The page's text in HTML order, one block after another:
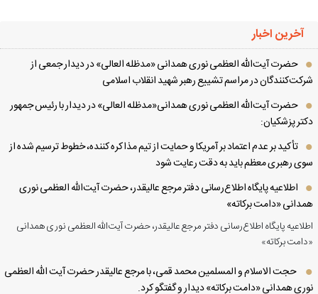
آخرین اخبار
حضرت آیت‌الله العظمی نوری همدانی «مدظله العالی» در دیدار جمعی از
در مراسم تشییع رهبر شهید انقلاب اسلامی
حضرت آیت‌الله العظمی نوری همدانی«مدظله العالی» در دیدار با رئیس جمهور
پزشکیان:
تأکید بر عدم اعتماد بر آمریکا و حمایت از تیم مذاکره کننده، خطوط ترسیم شده از
رهبری معظم باید به دقت رعایت شود
اطلاعیه پایگاه اطلاع‌رسانی دفتر مرجع عالیقدر، حضرت آیت‌الله العظمی نوری
«دامت برکاته»
پایگاه اطلاع‌رسانی دفتر مرجع عالیقدر، حضرت آیت‌الله العظمی نوری همدانی
برکاته»
حجت الاسلام و المسلمین محمد قمی، با مرجع عالیقدر حضرت آیت الله العظمی
همدانی «دامت برکاته» دیدار و گفتگو کرد.